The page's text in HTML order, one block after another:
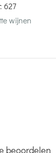
627
wijnen
beoordelen